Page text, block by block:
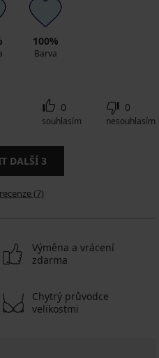
100%
Barva
0
souhlasím
0
nesouhlasím
DALŠÍ 3
(7)
Výměna a vrácení
zdarma
Chytrý průvodce
velikostmi